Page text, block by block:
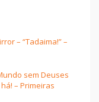
– “Tadaima!” –
sem Deuses
– Primeiras